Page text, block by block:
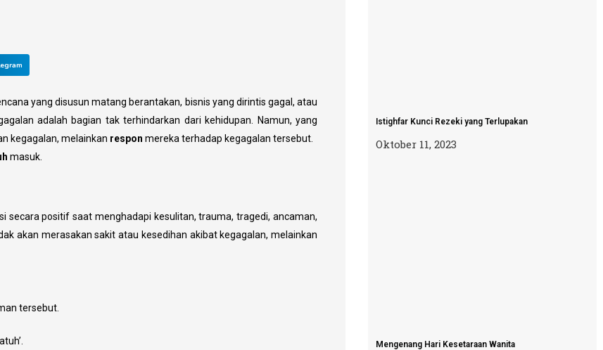
yang disusun matang berantakan, bisnis yang dirintis gagal, atau
adalah bagian tak terhindarkan dari kehidupan. Namun, yang
kegagalan, melainkan respon mereka terhadap kegagalan tersebut.
masuk.
secara positif saat menghadapi kesulitan, trauma, tragedi, ancaman,
akan merasakan sakit atau kesedihan akibat kegagalan, melainkan
tersebut.
Istighfar Kunci Rezeki yang Terlupakan
Oktober 11, 2023
Mengenang Hari Kesetaraan Wanita